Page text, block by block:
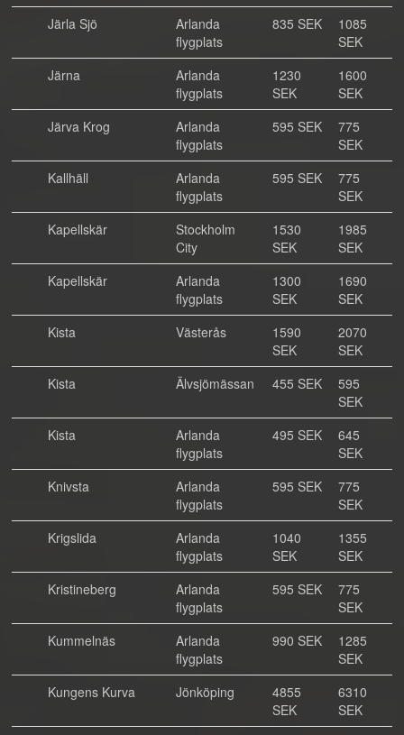
Järla Sjö
Arlanda
flygplats
835 SEK
1085
SEK
Järna
Arlanda
flygplats
1230
SEK
1600
SEK
Järva Krog
Arlanda
flygplats
595 SEK
775
SEK
Kallhäll
Arlanda
flygplats
595 SEK
775
SEK
Kapellskär
Stockholm
City
1530
SEK
1985
SEK
Kapellskär
Arlanda
flygplats
1300
SEK
1690
SEK
Kista
Västerås
1590
SEK
2070
SEK
Kista
Älvsjömässan 455 SEK
595
SEK
Kista
Arlanda
flygplats
495 SEK
645
SEK
Knivsta
Arlanda
flygplats
595 SEK
775
SEK
Krigslida
Arlanda
flygplats
1040
SEK
1355
SEK
Kristineberg
Arlanda
flygplats
595 SEK
775
SEK
Kummelnäs
Arlanda
flygplats
990 SEK
1285
SEK
Kungens Kurva
Jönköping
4855
SEK
6310
SEK